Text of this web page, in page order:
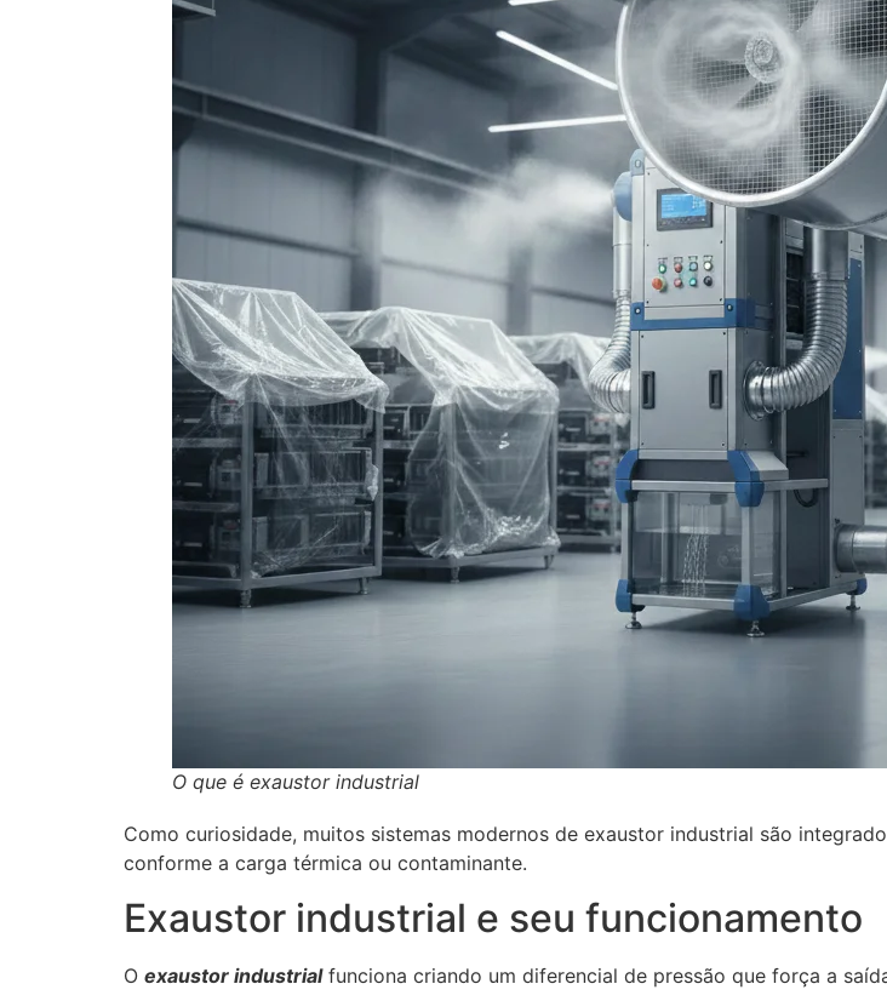
O que é exaustor industrial
Como curiosidade, muitos sistemas modernos de exaustor industrial são
conforme a carga térmica ou contaminante.
Exaustor industrial e seu funcionamento
O exaustor industrialfunciona criando um diferencial de pressão que força a